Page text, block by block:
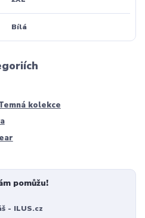
Bílá
kolekce
pomůžu!
- ILUS.cz